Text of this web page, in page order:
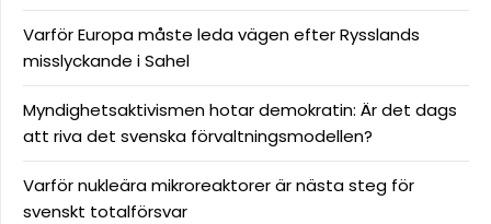
Varför Europa måste leda vägen efter Rysslands
misslyckande i Sahel
Myndighetsaktivismen hotar demokratin: Är det dags
att riva det svenska förvaltningsmodellen?
Varför nukleära mikroreaktorer är nästa steg för
svenskt totalförsvar